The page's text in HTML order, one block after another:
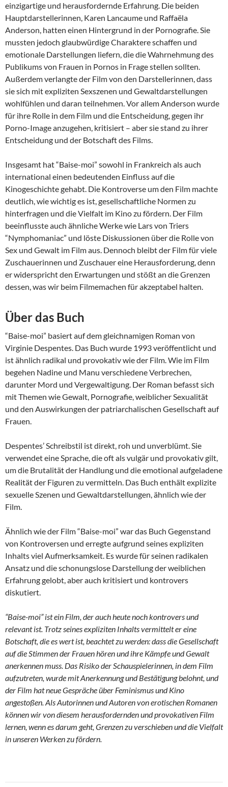
einzigartige und herausfordernde Erfahrung. Die beiden
Hauptdarstellerinnen, Karen Lancaume und Raffaëla
Anderson, hatten einen Hintergrund in der Pornografie. Sie
mussten jedoch glaubwürdige Charaktere schaffen und
emotionale Darstellungen liefern, die die Wahrnehmung des
Publikums von Frauen in Pornos in Frage stellen sollten.
Außerdem verlangte der Film von den Darstellerinnen, dass
sie sich mit expliziten Sexszenen und Gewaltdarstellungen
wohlfühlen und daran teilnehmen. Vor allem Anderson wurde
für ihre Rolle in dem Film und die Entscheidung, gegen ihr
Porno-Image anzugehen, kritisiert – aber sie stand zu ihrer
Entscheidung und der Botschaft des Films.
Insgesamt hat “Baise-moi” sowohl in Frankreich als auch
international einen bedeutenden Einfluss auf die
Kinogeschichte gehabt. Die Kontroverse um den Film machte
deutlich, wie wichtig es ist, gesellschaftliche Normen zu
hinterfragen und die Vielfalt im Kino zu fördern. Der Film
beeinflusste auch ähnliche Werke wie Lars von Triers
“Nymphomaniac” und löste Diskussionen über die Rolle von
Sex und Gewalt im Film aus. Dennoch bleibt der Film für viele
Zuschauerinnen und Zuschauer eine Herausforderung, denn
er widerspricht den Erwartungen und stößt an die Grenzen
dessen, was wir beim Filmemachen für akzeptabel halten.
Über das Buch
“Baise-moi” basiert auf dem gleichnamigen Roman von
Virginie Despentes. Das Buch wurde 1993 veröffentlicht und
ist ähnlich radikal und provokativ wie der Film. Wie im Film
begehen Nadine und Manu verschiedene Verbrechen,
darunter Mord und Vergewaltigung. Der Roman befasst sich
mit Themen wie Gewalt, Pornografie, weiblicher Sexualität
und den Auswirkungen der patriarchalischen Gesellschaft auf
Frauen.
Despentes’ Schreibstil ist direkt, roh und unverblümt. Sie
verwendet eine Sprache, die oft als vulgär und provokativ gilt,
um die Brutalität der Handlung und die emotional aufgeladene
Realität der Figuren zu vermitteln. Das Buch enthält explizite
sexuelle Szenen und Gewaltdarstellungen, ähnlich wie der
Film.
Ähnlich wie der Film “Baise-moi” war das Buch Gegenstand
von Kontroversen und erregte aufgrund seines expliziten
Inhalts viel Aufmerksamkeit. Es wurde für seinen radikalen
Ansatz und die schonungslose Darstellung der weiblichen
Erfahrung gelobt, aber auch kritisiert und kontrovers
diskutiert.
“Baise-moi” ist ein Film, der auch heute noch kontrovers und
relevant ist. Trotz seines expliziten Inhalts vermittelt er eine
Botschaft, die es wert ist, beachtet zu werden: dass die Gesellschaft
auf die Stimmen der Frauen hören und ihre Kämpfe und Gewalt
anerkennen muss. Das Risiko der Schauspielerinnen, in dem Film
aufzutreten, wurde mit Anerkennung und Bestätigung belohnt, und
der Film hat neue Gespräche über Feminismus und Kino
angestoßen. Als Autorinnen und Autoren von erotischen Romanen
können wir von diesem herausfordernden und provokativen Film
lernen, wenn es darum geht, Grenzen zu verschieben und die Vielfalt
in unseren Werken zu fördern.